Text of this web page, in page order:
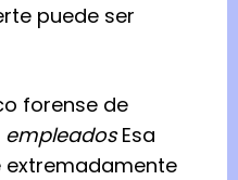
puede ser
forense de
empleadosEsa